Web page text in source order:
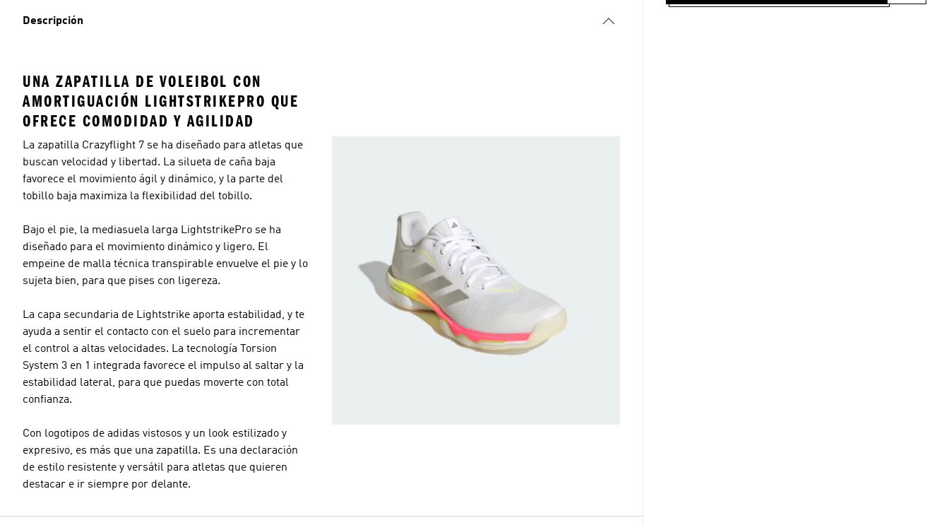
Descripción
UNA ZAPATILLA DE VOLEIBOL CON
AMORTIGUACIÓN LIGHTSTRIKEPRO QUE
OFRECE COMODIDAD Y AGILIDAD
La zapatilla Crazyflight 7 se ha diseñado para atletas que
buscan velocidad y libertad. La silueta de caña baja
favorece el movimiento ágil y dinámico, y la parte del
tobillo baja maximiza la flexibilidad del tobillo.
Bajo el pie, la mediasuela larga LightstrikePro se ha
diseñado para el movimiento dinámico y ligero. El
empeine de malla técnica transpirable envuelve el pie y lo
sujeta bien, para que pises con ligereza.
La capa secundaria de Lightstrike aporta estabilidad, y te
ayuda a sentir el contacto con el suelo para incrementar
el control a altas velocidades. La tecnología Torsion
System 3 en 1 integrada favorece el impulso al saltar y la
estabilidad lateral, para que puedas moverte con total
confianza.
Con logotipos de adidas vistosos y un look estilizado y
expresivo, es más que una zapatilla. Es una declaración
de estilo resistente y versátil para atletas que quieren
destacar e ir siempre por delante.